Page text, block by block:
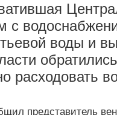
воды и
расходовать
представитель